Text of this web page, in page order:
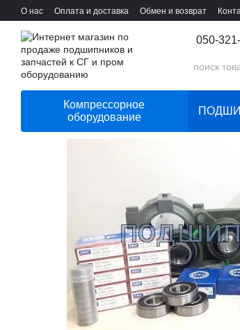
Перейти к основному контенту
О нас Оплата и доставка Обмен и возврат
050-
Компрессорное
оборудование